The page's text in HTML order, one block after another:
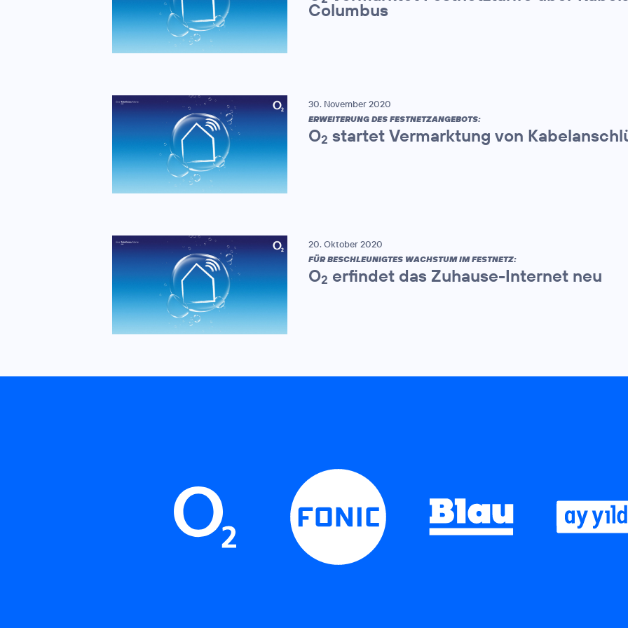
Columbus
30. November 2020
ERWEITERUNG DES FESTNETZANGEBOTS:
O2 startet Vermarktung von
20. Oktober 2020
FÜR BESCHLEUNIGTES WACHSTUM IM FESTNETZ:
O2 erfindet das Zuhause-Internet neu